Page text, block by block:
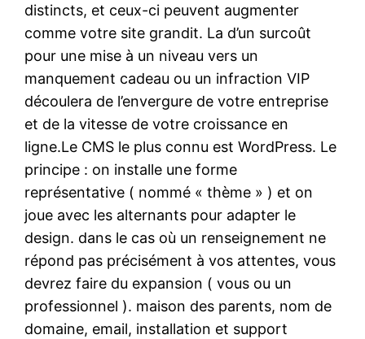
distincts, et ceux-ci peuvent augmenter
comme votre site grandit. La d’un surcoût
pour une mise à un niveau vers un
manquement cadeau ou un infraction VIP
découlera de l’envergure de votre entreprise
et de la vitesse de votre croissance en
ligne.Le CMS le plus connu est WordPress. Le
principe : on installe une forme
représentative ( nommé « thème » ) et on
joue avec les alternants pour adapter le
design. dans le cas où un renseignement ne
répond pas précisément à vos attentes, vous
devrez faire du expansion ( vous ou un
professionnel ). maison des parents, nom de
domaine, email, installation et support